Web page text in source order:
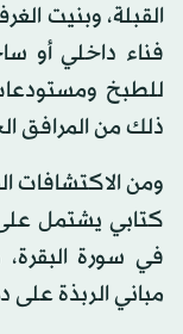
القبلة، وبنيت
فناء داخلي أو
للطبخ
ذلك من المرافق
ومن الاكتشافات
كتابي يشتمل
في سورة
مباني الربذة على